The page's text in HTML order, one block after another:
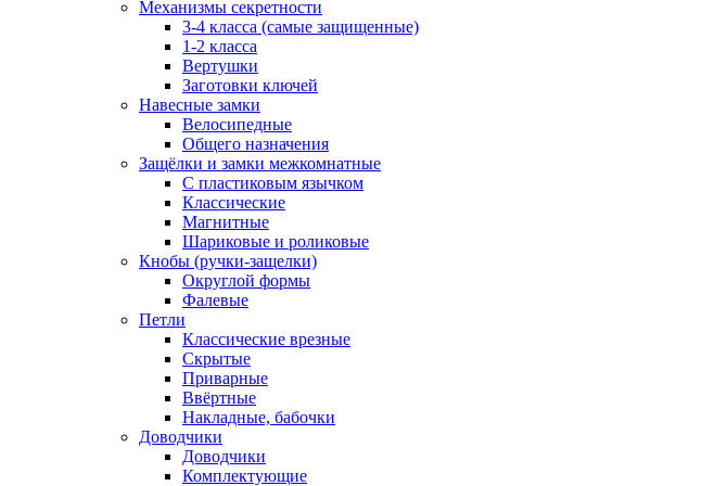
Механизмы секретности
3-4 класса (самые защищенные)
1-2 класса
Вертушки
Заготовки ключей
Навесные замки
Велосипедные
Общего назначения
Защёлки и замки межкомнатные
С пластиковым язычком
Классические
Магнитные
Шариковые и роликовые
Кнобы (ручки-защелки)
Округлой формы
Фалевые
Петли
Классические врезные
Скрытые
Приварные
Ввёртные
Накладные, бабочки
Доводчики
Доводчики
Комплектующие